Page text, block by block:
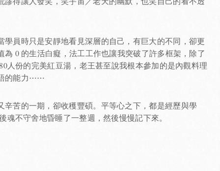
員時只是安靜地看見深層的自己，有巨大的不同，卻更
0 的生活白癡，法工工作也讓我突破了許多框架，除了
人份的完美紅豆湯，老王甚至說我根本參加的是內觀料理
的能力⋯⋯
苦的一期，卻收穫豐碩。平等心之下，都是經歷與學
不守舍地昏睡了一整週，然後慢慢記下來。